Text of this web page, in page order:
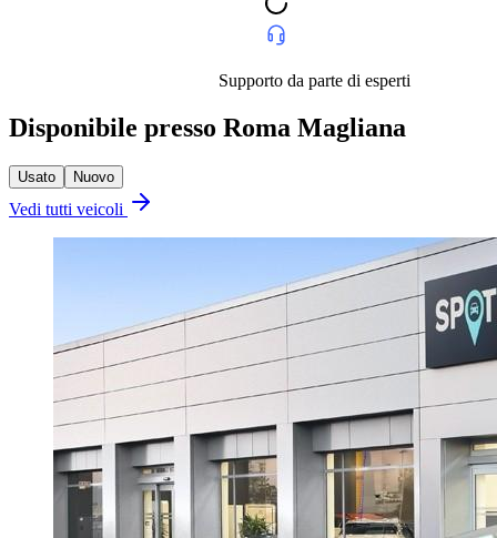
Supporto da parte di esperti
Disponibile presso Roma Magliana
Usato Nuovo
Vedi tutti veicoli